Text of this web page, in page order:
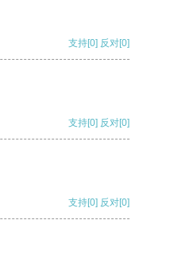
支持[0] 反对[0]
支持[0] 反对[0]
支持[0] 反对[0]